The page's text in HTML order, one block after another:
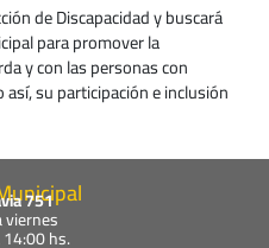
de Discapacidad y buscará
para promover la
y con las personas con
su participación e inclusión
751
viernes
hs.